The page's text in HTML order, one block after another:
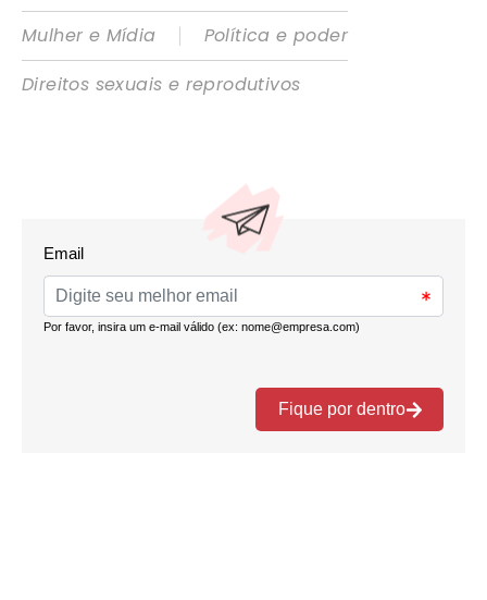
Mulher e Mídia
|
Política e poder
Direitos sexuais e reprodutivos